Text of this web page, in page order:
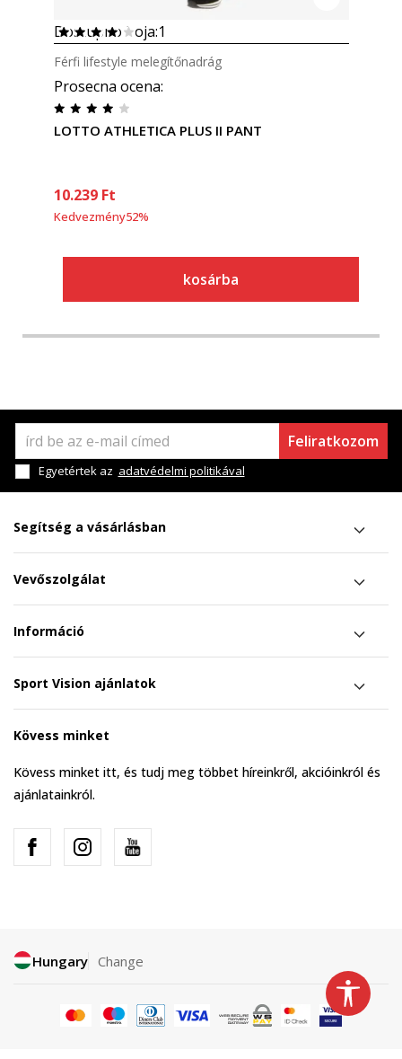
Dostupno boja:1
Prosecna ocena:
LOTTO ATHLETICA PLUS II PANT
Férfi lifestyle melegítőnadrág
10.239 Ft
Kedvezmény52%
kosárba
Feliratkozom
Egyetértek az adatvédelmi politikával
Segítség a vásárlásban
Vevőszolgálat
Információ
Sport Vision ajánlatok
Kövess minket
Kövess minket itt, és tudj meg többet híreinkről, akcióinkról és
ajánlatainkról.
Hungary Change